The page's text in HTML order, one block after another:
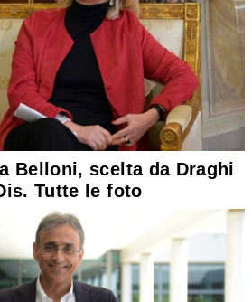
Belloni, scelta da Draghi
Tutte le foto